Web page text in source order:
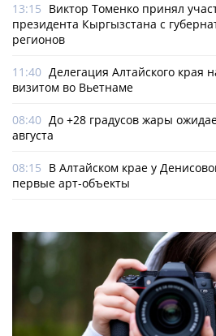
13:15 Виктор Томенко принял
президента Кыргызстана с
регионов
11:40 Делегация Алтайского края
визитом во Вьетнаме
08:40 До +28 градусов жары
августа
08:15 В Алтайском крае у
первые арт-объекты